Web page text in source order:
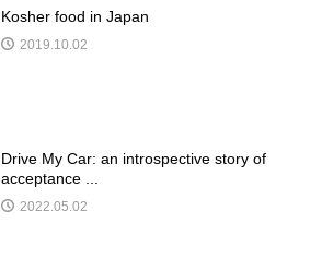
Kosher food in Japan
2019.10.02
Drive My Car: an introspective story of
acceptance ...
2022.05.02